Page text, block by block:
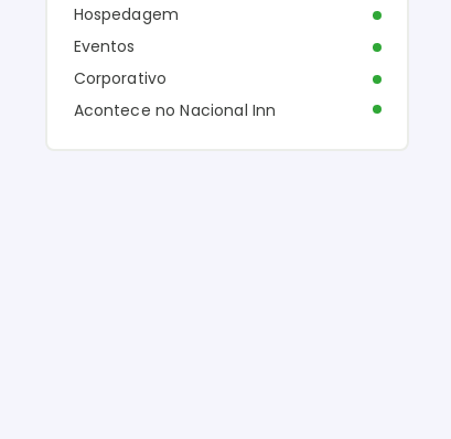
Hospedagem
Eventos
Corporativo
Acontece no Nacional Inn